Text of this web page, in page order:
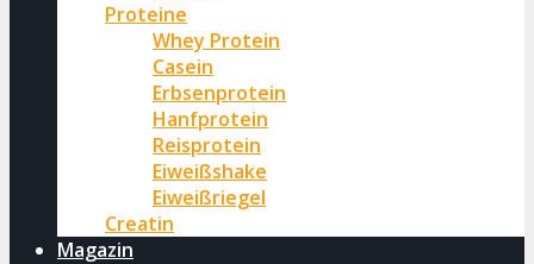
Proteine
Whey Protein
Casein
Erbsenprotein
Hanfprotein
Reisprotein
Eiweißshake
Eiweißriegel
Creatin
Magazin